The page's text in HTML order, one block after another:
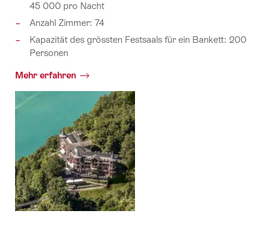
45 000 pro Nacht
Anzahl Zimmer: 74
Kapazität des grössten Festsaals für ein Bankett: 200
Personen
Mehr erfahren